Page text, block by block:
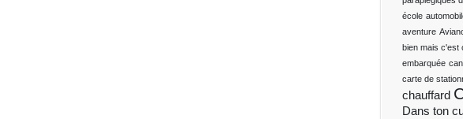
école
aventure
bien mais c'est
embarquée
carte de
chauffard
Dans ton